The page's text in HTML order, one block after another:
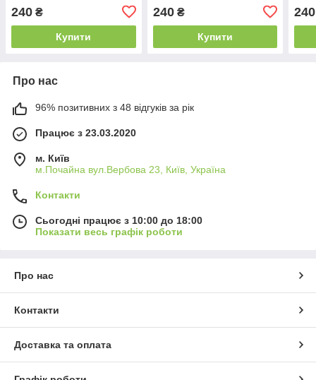
240 ₴
Купити
240₴
Купити
240
Про нас
96% позитивних з 48 відгуків за рік
Працює з 23.03.2020
м. Київ
м.Почайна вул.Вербова 23, Київ, Україна
Контакти
Сьогодні працює з 10:00 до 18:00
Показати весь графік роботи
Про нас
Контакти
Доставка та оплата